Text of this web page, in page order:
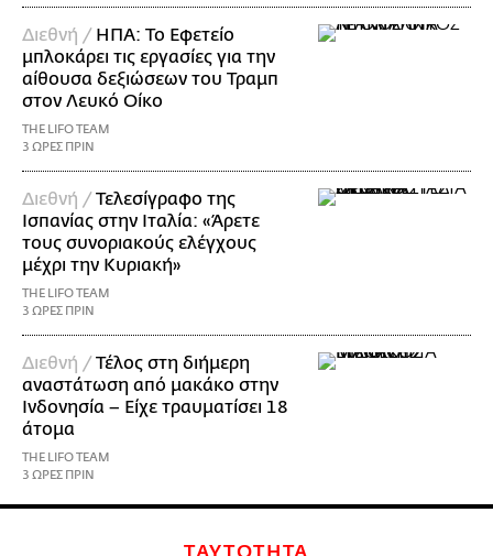
Διεθνή / ΗΠΑ: Το Εφετείο
μπλοκάρει τις εργασίες για την
αίθουσα δεξιώσεων του Τραμπ
στον Λευκό Οίκο
THE LIFO TEAM
3 ΩΡΕΣ ΠΡΙΝ
Διεθνή /Τελεσίγραφο της
Ισπανίας στην Ιταλία: «Άρετε
τους συνοριακούς ελέγχους
μέχρι την Κυριακή»
THE LIFO TEAM
3 ΩΡΕΣ ΠΡΙΝ
Διεθνή /Τέλος στη διήμερη
αναστάτωση από μακάκο στην
Ινδονησία – Είχε τραυματίσει 18
άτομα
THE LIFO TEAM
3 ΩΡΕΣ ΠΡΙΝ